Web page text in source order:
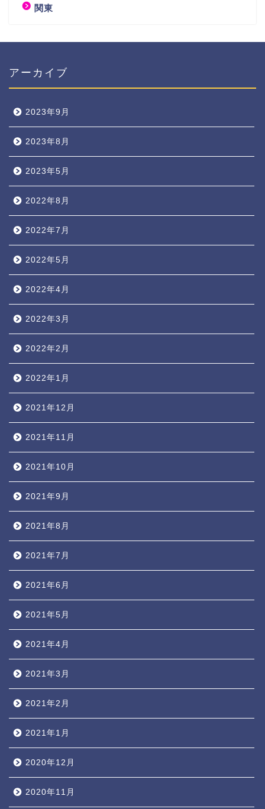
関東
アーカイブ
2023年9月
2023年8月
2023年5月
2022年8月
2022年7月
2022年5月
2022年4月
2022年3月
2022年2月
2022年1月
2021年12月
2021年11月
2021年10月
2021年9月
2021年8月
2021年7月
2021年6月
2021年5月
2021年4月
2021年3月
2021年2月
2021年1月
2020年12月
2020年11月